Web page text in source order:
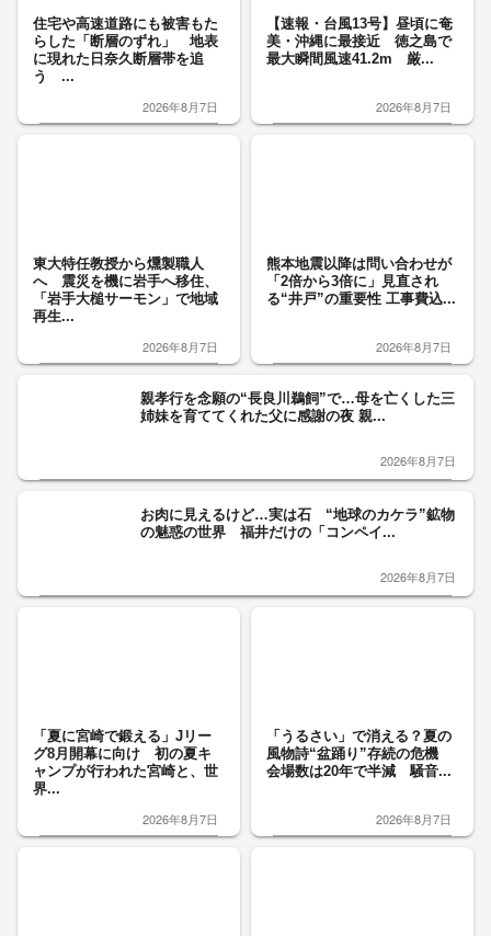
住宅や高速道路にも被害もた
らした「断層のずれ」 地表
に現れた日奈久断層帯を追
う ...
2026年8月7日
【速報・台風13号】昼頃に奄
美・沖縄に最接近 徳之島で
最大瞬間風速41.2m 厳...
2026年8月7日
東大特任教授から燻製職人
へ 震災を機に岩手へ移住、
「岩手大槌サーモン」で地域
再生...
2026年8月7日
熊本地震以降は問い合わせが
「2倍から3倍に」見直され
る“井戸”の重要性 工事費込...
2026年8月7日
親孝行を念願の“長良川鵜飼”で…母を亡くした三
姉妹を育ててくれた父に感謝の夜 親...
2026年8月7日
お肉に見えるけど…実は石 “地球のカケラ”鉱物
の魅惑の世界 福井だけの「コンペイ...
2026年8月7日
「夏に宮崎で鍛える」Jリー
グ8月開幕に向け 初の夏キ
ャンプが行われた宮崎と、世
界...
2026年8月7日
「うるさい」で消える？夏の
風物詩“盆踊り”存続の危機
会場数は20年で半減 騒音...
2026年8月7日